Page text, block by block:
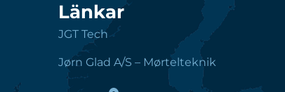
Länkar
JGT Tech
Jørn Glad A/S – Mørtelteknik